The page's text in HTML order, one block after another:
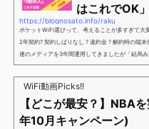
はこれでOK」
https://blognosato.info/raku
ポケットWiFi選びって、考えることが多すぎて大
2年契約? 契約しばりなし ? 違約金 ? 解約時の端
連のメディアを3年間運用してきましたが「結局
ということで、「ポケットWiFi選びに疲れた」「
解】を用意しました。ポケットWiFiのヘビーユ
のなので、「多...
WiFi動画Picks!!
【どこが最安？】NBA
年10月キャンペーン)